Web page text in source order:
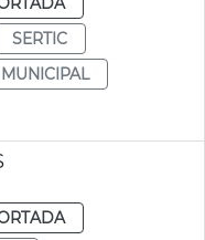
SERTIC